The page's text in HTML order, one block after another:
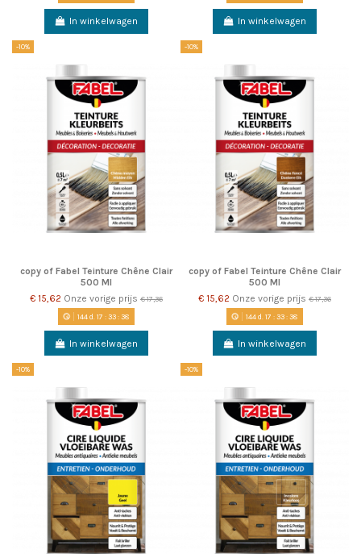
In winkelwagen In winkelwagen
-10%
copy of Fabel Teinture Chêne Clair
500 Ml
€ 15,62 Onze vorige prijs € 17,36
144d. 17 :33:38
In winkelwagen
-10%
copy of Fabel Teinture Chêne Clair
500 Ml
€ 15,62 Onze vorige prijs € 17,36
144d. 17 :33:38
In winkelwagen
-10% -10%